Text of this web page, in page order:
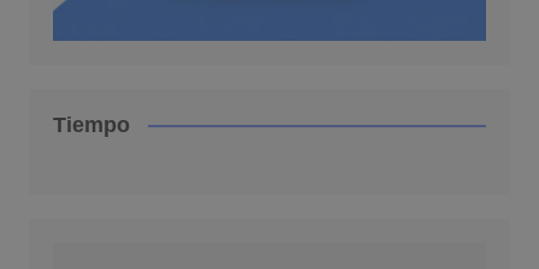
Tiempo